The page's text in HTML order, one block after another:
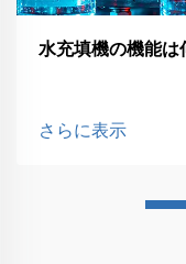
水充填機の機能は
さらに表示